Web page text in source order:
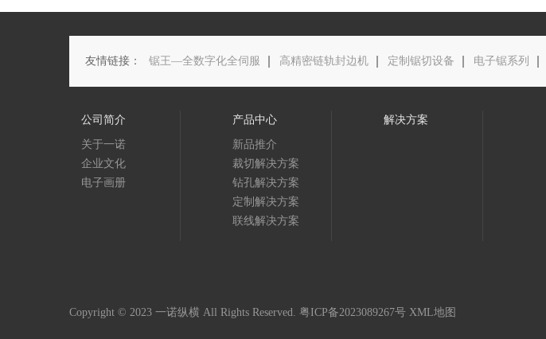
友情链接： 锯王—全数字化全伺服 高精密链轨封边机 定制锯切设备 电子锯系列
公司简介
关于一诺
企业文化
电子画册
产品中心
新品推介
裁切解决方案
钻孔解决方案
定制解决方案
联线解决方案
解决方案
Copyright © 2023 一诺纵横 All Rights Reserved. 粤ICP备2023089267号 XML地图